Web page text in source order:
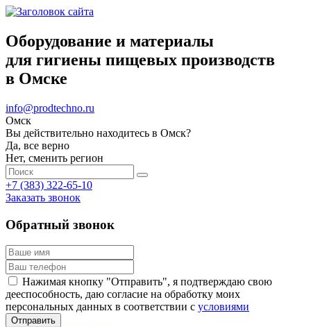
Оборудование и материалы
для гигиены пищевых производств
в Омске
info@prodtechno.ru
Омск
Вы действительно находитесь в Омск?
Да, все верно
Нет, сменить регион
+7 (383) 322-65-10
Заказать звонок
Обратный звонок
Нажимая кнопку "Отправить", я подтверждаю свою
дееспособность, даю согласие на обработку моих
персональных данных в соответствии с условиями